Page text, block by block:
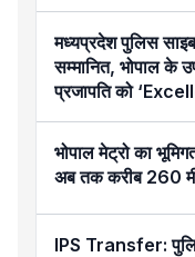
मध्यप्रदेश पुलिस
सम्मानित, भोपाल के
प्रजापति को
Policing’ अवार्ड
भोपाल मेट्रो का
अब तक करीब 260
IPS Transfer: